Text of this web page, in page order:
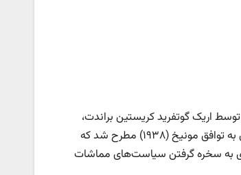
زمینه نامزدی: آدولف هیتلر، رهبر آلمان نازی و یکی از بدنام‌ترین دیکتاتورهای تاریخ، در سال ۱۹۳۹ توسط اریک گوتفرید کریستین براندت،
نماینده پارلمان سوئد، نامزد جایزه صلح نوبل شد. این نامزدی به‌صورت طنزآمیز و به‌عنوان انتقادی به توافق مونیخ (۱۹۳۸) مطرح شد که
به سخره گرفتن سیاست‌های مماشات